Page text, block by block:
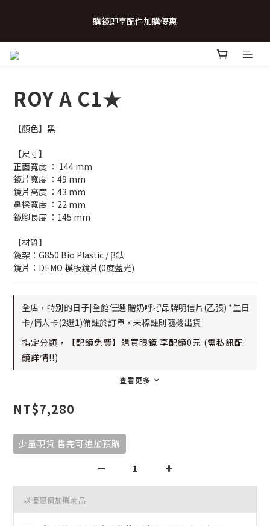
卡/情人卡(2選1)
購鏡即享配件加購優惠
💗致...特別的日子💗 | 全館任選 贈奶呼呼品牌明信片(乙張) *生日
ROY A C1★
【顏色】黑
【尺寸】
正面寬度 ： 144 mm
鏡片寬度 ：49 mm
鏡片高度 ：43 mm
鼻樑寬度 ：22 mm
鏡腳長度 ：145 mm
【材質】
鏡架：G850 Bio Plastic / β鈦
鏡片：DEMO 模板鏡片(0度藍光)
全店，特別的日子|全館任選 贈奶呼呼品牌明信片(乙張) *生日
卡/情人卡(2選1)備註於訂單，未標註則隨機出貨
指定分類，【配鏡免費】購買眼鏡 享配鏡0元 (需私訊配
鏡詳情!!)
查看更多
NT$7,280
少量現貨 售完可追加預購
以優惠價加購商品